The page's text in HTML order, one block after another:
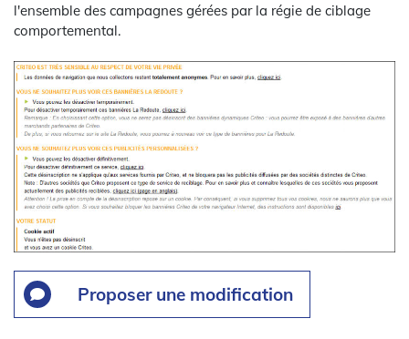
l'ensemble des campagnes gérées par la régie de ciblage
comportemental.
Proposer une modification